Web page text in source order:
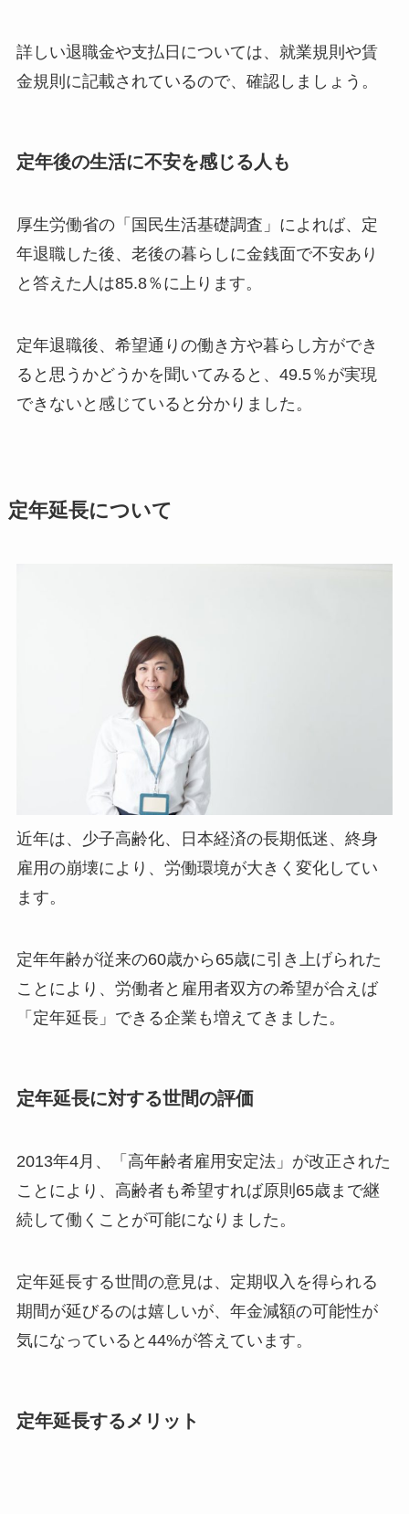
詳しい退職金や支払日については、就業規則や賃
金規則に記載されているので、確認しましょう。
定年後の生活に不安を感じる人も
厚生労働省の「国民生活基礎調査」によれば、定
年退職した後、老後の暮らしに金銭面で不安あり
と答えた人は85.8％に上ります。
定年退職後、希望通りの働き方や暮らし方ができ
ると思うかどうかを聞いてみると、49.5％が実現
できないと感じていると分かりました。
定年延長について
近年は、少子高齢化、日本経済の長期低迷、終身
雇用の崩壊により、労働環境が大きく変化してい
ます。
定年年齢が従来の60歳から65歳に引き上げられた
ことにより、労働者と雇用者双方の希望が合えば
「定年延長」できる企業も増えてきました。
定年延長に対する世間の評価
2013年4月、「高年齢者雇用安定法」が改正された
ことにより、高齢者も希望すれば原則65歳まで継
続して働くことが可能になりました。
定年延長する世間の意見は、定期収入を得られる
期間が延びるのは嬉しいが、年金減額の可能性が
気になっていると44%が答えています。
定年延長するメリット